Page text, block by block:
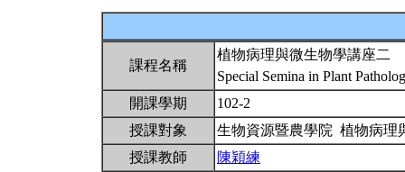
課程名稱
植物病理與微生物學講座二
Special Semina in Plant
開課學期
102-2
授課對象
生物資源暨農學院 植物病
授課教師
陳穎練